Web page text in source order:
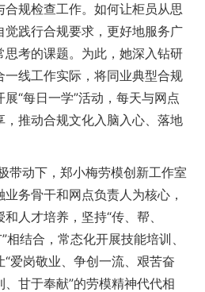
规检查工作。如何让柜员从思
践行合规要求，更好地服务广
思考的课题。为此，她深入钻研
线工作实际，将同业典型合规
“每日一学”活动，每天与网点
，推动合规文化入脑入心、落地
动下，郑小梅劳模创新工作室
务骨干和网点负责人为核心，
人才培养，坚持“传、帮、
相结合，常态化开展技能培训、
爱岗敬业、争创一流、艰苦奋
甘于奉献”的劳模精神代代相